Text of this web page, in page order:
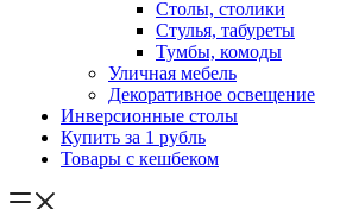
Столы, столики
Стулья, табуреты
Тумбы, комоды
Уличная мебель
Декоративное освещение
Инверсионные столы
Купить за 1 рубль
Товары с кешбеком